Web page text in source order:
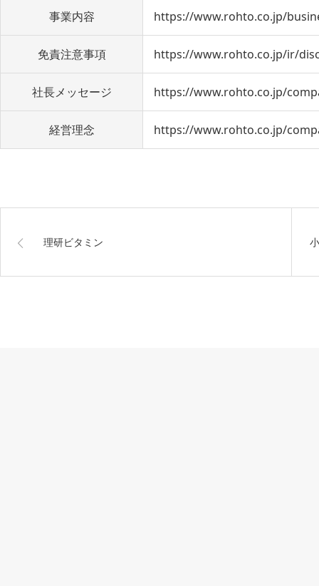
事業内容 https://www.rohto.co.jp/
免責注意事項 https://www.rohto.co.jp/ir/
社長メッセージ https://www.rohto.co.jp/
経営理念 https://www.rohto.co.jp/
理研ビタミン